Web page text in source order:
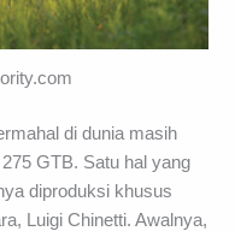
di dunia masih
GTB. Satu hal yang
diproduksi khusus
Luigi Chinetti. Awalnya,